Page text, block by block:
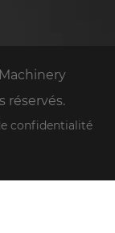
réservés.
confidentialité